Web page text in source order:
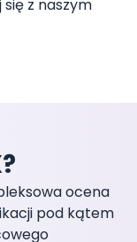
z naszym
ocena
pod kątem